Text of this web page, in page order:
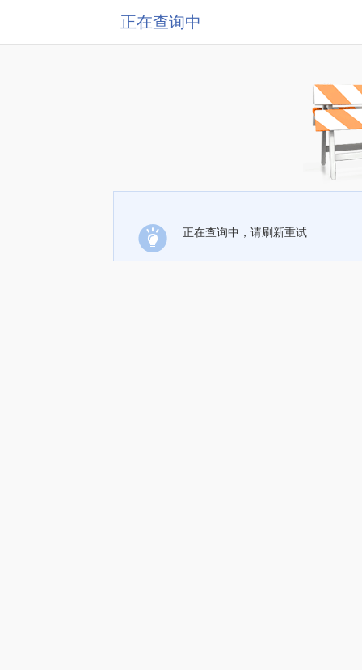
正在查询中
正在查询中，请刷新重试